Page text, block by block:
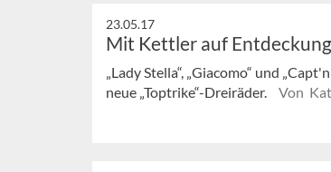
23.05.17
Mit Kettler auf
„Lady Stella“, „Giacomo“ und
neue „Toptrike“-Dreiräder.
Von